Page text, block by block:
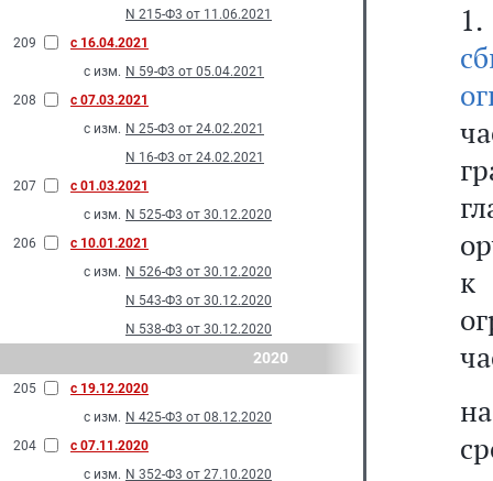
N 215-Ф3 от 11.06.2021
209
с 16.04.2021
с изм. N 59-Ф3 от 05.04.2021
208
с 07.03.2021
с изм. N 25-Ф3 от 24.02.2021
N 16-Ф3 от 24.02.2021
207
с 01.03.2021
с изм. N 525-Ф3 от 30.12.2020
206
с 10.01.2021
с изм. N 526-Ф3 от 30.12.2020
N 543-Ф3 от 30.12.2020
N 538-Ф3 от 30.12.2020
2020
205
с 19.12.2020
с изм. N 425-Ф3 от 08.12.2020
204
с 07.11.2020
с изм. N 352-Ф3 от 27.10.2020
к